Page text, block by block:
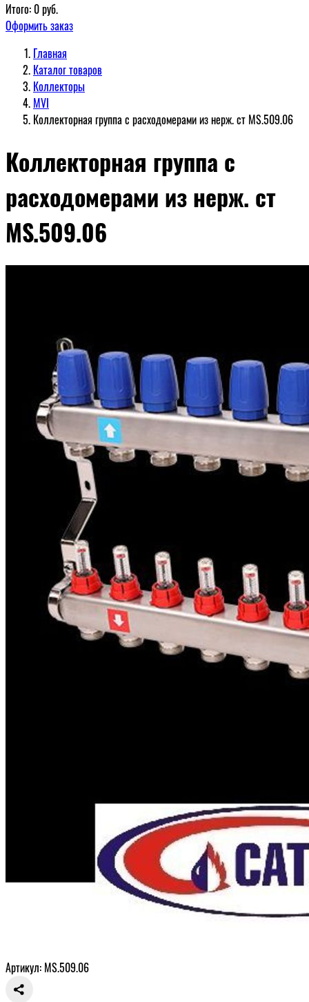
Итого: 0руб.
Оформить заказ
Главная
Каталог товаров
Коллекторы
MVI
Коллекторная группа с расходомерами из нерж. ст MS.509.06
Коллекторная группа с
расходомерами из нерж. ст
MS.509.06
Артикул: MS.509.06